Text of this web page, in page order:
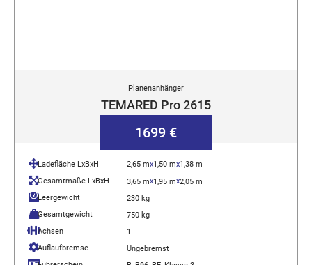
Planenanhänger
TEMARED Pro 2615
1699 €
Ladefläche LxBxH 2,65 mx1,50 mx1,38 m
Gesamtmaße LxBxH
3,65 mx1,95 mx2,05 m
Leergewicht
230 kg
Gesamtgewicht
750 kg
Achsen
1
Auflaufbremse
Ungebremst